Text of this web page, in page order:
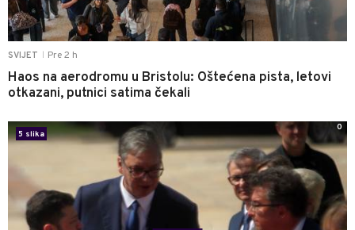
SVIJET Pre 2 h
Haos na aerodromu u Bristolu: Oštećena pista, letovi
otkazani, putnici satima čekali
5 slika
0